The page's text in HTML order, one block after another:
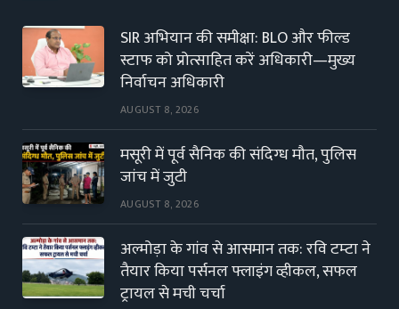
SIR अभियान की समीक्षा: BLO और फील्ड
स्टाफ को प्रोत्साहित करें अधिकारी—मुख्य
निर्वाचन अधिकारी
AUGUST 8, 2026
मसूरी में पूर्व सैनिक की संदिग्ध मौत, पुलिस
जांच में जुटी
AUGUST 8, 2026
अल्मोड़ा के गांव से आसमान तक: रवि टम्टा ने
तैयार किया पर्सनल फ्लाइंग व्हीकल, सफल
ट्रायल से मची चर्चा